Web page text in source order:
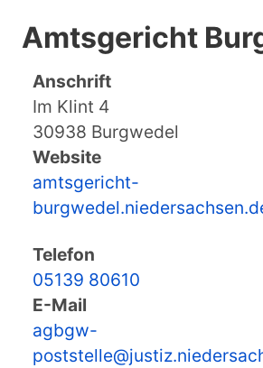
Amtsgericht
Anschrift
Im Klint 4
30938 Burgwedel
Website
amtsgericht-
Telefon
05139 80610
E-Mail
agbgw-